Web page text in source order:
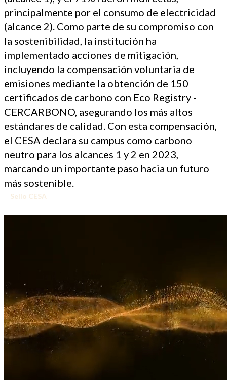
principalmente por el consumo de electricidad
(alcance 2). Como parte de su compromiso con
la sostenibilidad, la institución ha
implementado acciones de mitigación,
incluyendo la compensación voluntaria de
emisiones mediante la obtención de 150
certificados de carbono con Eco Registry -
CERCARBONO, asegurando los más altos
estándares de calidad. Con esta compensación,
el CESA declara su campus como carbono
neutro para los alcances 1 y 2 en 2023,
marcando un importante paso hacia un futuro
más sostenible.
Sello CESA